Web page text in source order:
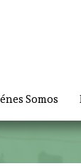
Somos